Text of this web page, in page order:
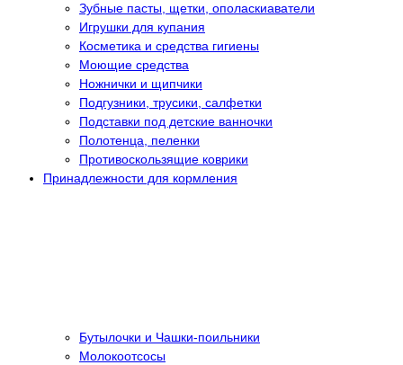
Зубные пасты, щетки, ополаскиаватели
Игрушки для купания
Косметика и средства гигиены
Моющие средства
Ножнички и щипчики
Подгузники, трусики, салфетки
Подставки под детские ванночки
Полотенца, пеленки
Противоскользящие коврики
Принадлежности для кормления
Бутылочки и Чашки-поильники
Молокоотсосы